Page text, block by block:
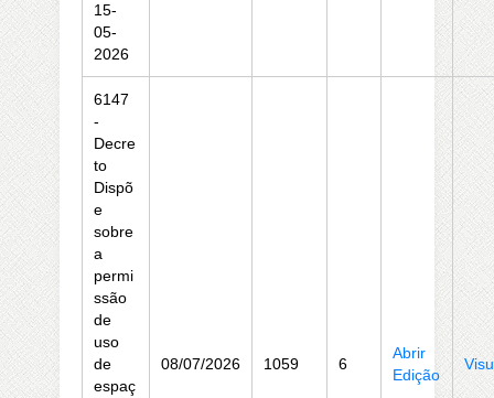
15-
05-
2026
6147
-
Decre
to
Dispõ
e
sobre
a
permi
ssão
de
uso
de
espaç
08/07/2026 1059 6
Abrir
Edição